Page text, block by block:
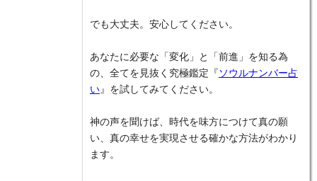
でも大丈夫。安心してください。
あなたに必要な「変化」と「前進」を知る為
の、全てを見抜く究極鑑定『 ソウルナンバー占
い 』を試してみてください。
神の声を聞けば、時代を味方につけて真の願
い、真の幸せを実現させる確かな方法がわかり
ます。